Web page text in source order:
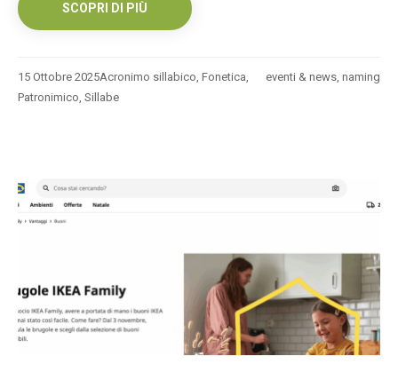
SCOPRI DI PIÙ
15 Ottobre 2025 eventi & news, naming
Acronimo sillabico, Fonetica,
Patronimico, Sillabe